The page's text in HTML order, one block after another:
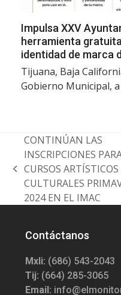
Impulsa XXV
herramienta
identidad de marca
Tijuana, Baja
Gobierno Municipal,
previous
post:
CONTINÚAN LAS
INSCRIPCIONES
CURSOS ARTÍSTICOS
CULTURALES
2024 EN EL IMAC
Contáctanos
Mxli: (686) 543-2043
Tij: (664) 285-3065
Email: